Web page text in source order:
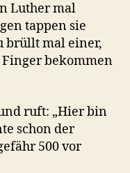
Luther mal
tappen sie
brüllt mal einer,
bekommen
ruft: „Hier bin
schon der
500 vor